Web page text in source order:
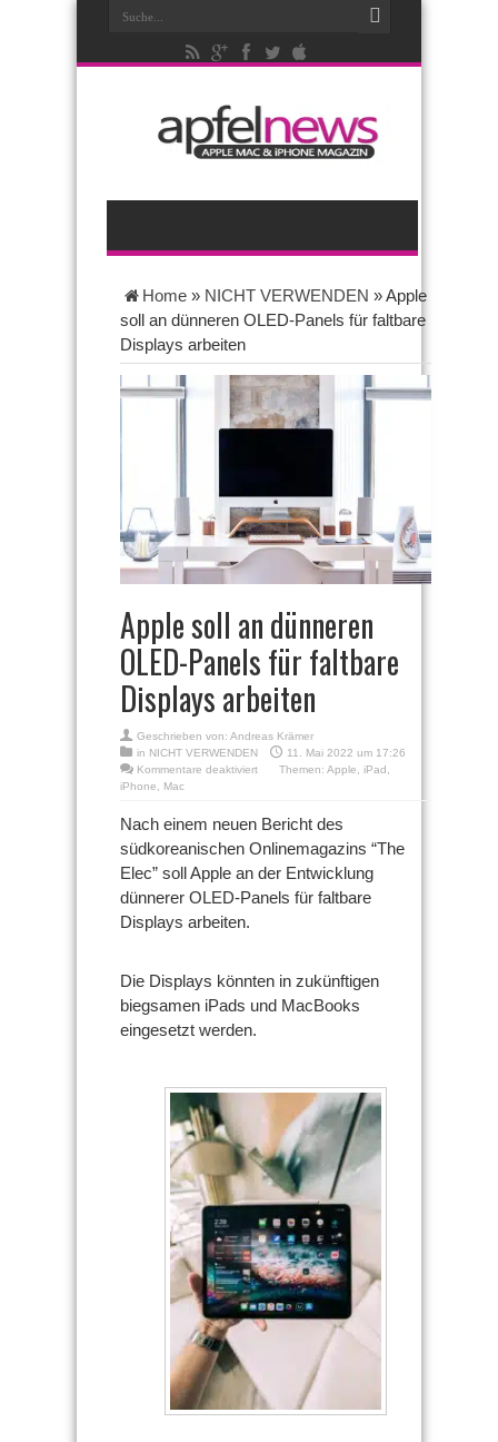
Home » NICHT VERWENDEN »Apple
soll an dünneren OLED-Panels für faltbare
Displays arbeiten
Apple soll an dünneren
OLED-Panels für faltbare
Displays arbeiten
Geschrieben von: Andreas Krämer
in NICHT VERWENDEN
11. Mai 2022 um 17:26
Kommentare deaktiviertfür
an
OLED-
Panels
faltbare
Themen: Apple iPad
iPhone
Mac
Nach einem neuen Bericht des
südkoreanischen Onlinemagazins “The
Elec” soll Apple an der Entwicklung
dünnerer OLED-Panels für faltbare
Displays arbeiten.
Die Displays könnten in zukünftigen
biegsamen iPads und MacBooks
eingesetzt werden.